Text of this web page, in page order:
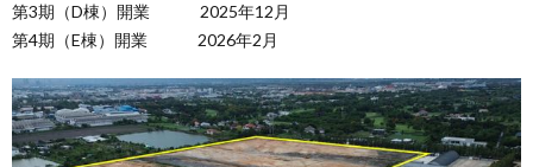
第3期（D棟）開業 2025年12月
第4期（E棟）開業 2026年2月